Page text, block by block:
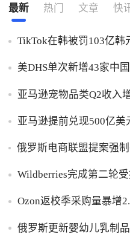
最新 热门 文章 快
TikTok在韩被罚103亿韩
美DHS单次新增43家中
亚马逊宠物品类Q2收入
亚马逊提前兑现500亿美
俄罗斯电商联盟提案强
Wildberries完成第二轮
Ozon返校季采购量暴增
俄罗斯更新婴幼儿乳制